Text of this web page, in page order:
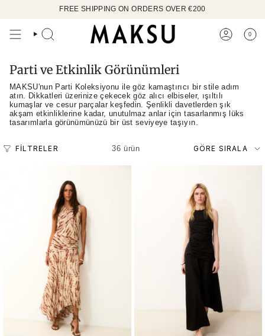
FREE SHIPPING ON ORDERS OVER €200
ARAMAK HESAP
0
Parti ve Etkinlik Görünümleri
MAKSU'nun Parti Koleksiyonu ile göz kamaştırıcı bir stile adım
atın. Dikkatleri üzerinize çekecek göz alıcı elbiseler, ışıltılı
kumaşlar ve cesur parçalar keşfedin. Şenlikli davetlerden şık
akşam etkinliklerine kadar, unutulmaz anlar için tasarlanmış lüks
tasarımlarla görünümünüzü bir üst seviyeye taşıyın.
FILTRELER 36 ürün
Göre
GÖRE SIRALA